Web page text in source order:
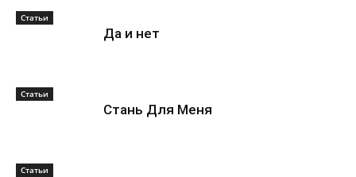
Статьи
Да и нет
Статьи
Стань Для Меня
Статьи